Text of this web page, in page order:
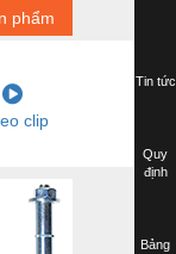
phẩm
clip
Tin tức
Quy
định
Bảng